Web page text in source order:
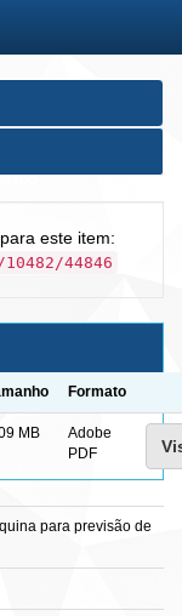
este item:
44846
Formato
MB
Adobe
PDF
para previsão de